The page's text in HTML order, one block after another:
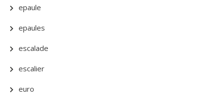
epaule
epaules
escalade
escalier
euro